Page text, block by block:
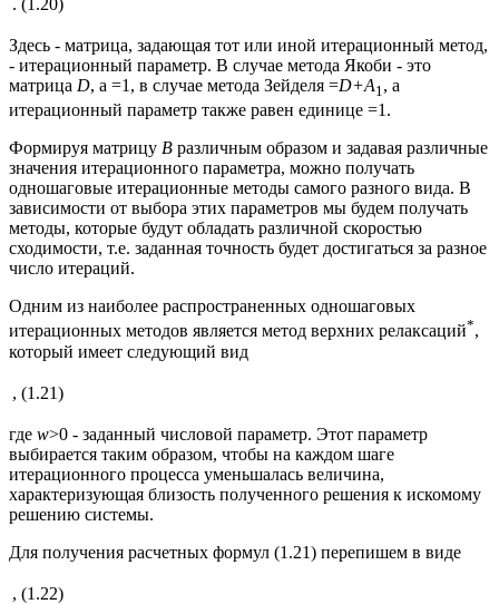
. (1.20)
Здесь - матрица, задающая тот или иной итерационный метод,
- итерационный параметр. В случае метода Якоби - это
матрица D, а =1, в случае метода Зейделя =D+А1, а
итерационный параметр также равен единице =1.
Формируя матрицу B различным образом и задавая различные
значения итерационного параметра, можно получать
одношаговые итерационные методы самого разного вида. В
зависимости от выбора этих параметров мы будем получать
методы, которые будут обладать различной скоростью
сходимости, т.е. заданная точность будет достигаться за разное
число итераций.
Одним из наиболее распространенных одношаговых
итерационных методов является метод верхних релаксаций*,
который имеет следующий вид
, (1.21)
где w>0 - заданный числовой параметр. Этот параметр
выбирается таким образом, чтобы на каждом шаге
итерационного процесса уменьшалась величина,
характеризующая близость полученного решения к искомому
решению системы.
Для получения расчетных формул (1.21) перепишем в виде
, (1.22)